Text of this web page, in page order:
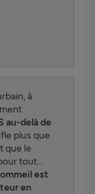
à
au-delà de
plus que
que le
tout...
est
en